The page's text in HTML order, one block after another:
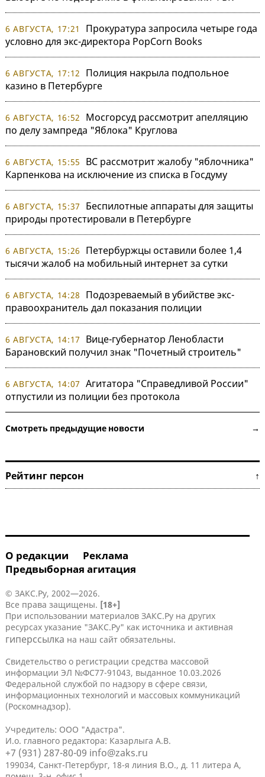
6 АВГУСТА, 17:21
Прокуратура запросила четыре года
условно для экс-директора PopCorn Books
6 АВГУСТА, 17:12
Полиция накрыла подпольное
казино в Петербурге
6 АВГУСТА, 16:52
Мосгорсуд рассмотрит апелляцию
по делу зампреда "Яблока" Круглова
6 АВГУСТА, 15:55
ВС рассмотрит жалобу "яблочника"
Карпенкова на исключение из списка в Госдуму
6 АВГУСТА, 15:37
Беспилотные аппараты для защиты
природы протестировали в Петербурге
6 АВГУСТА, 15:26
Петербуржцы оставили более 1,4
тысячи жалоб на мобильный интернет за сутки
6 АВГУСТА, 14:28
Подозреваемый в убийстве экс-
правоохранитель дал показания полиции
6 АВГУСТА, 14:17
Вице-губернатор Ленобласти
Барановский получил знак "Почетный строитель"
6 АВГУСТА, 14:07 Агитатора "Справедливой России"
отпустили из полиции без протокола
Смотреть предыдущие новости →
Рейтинг персон ↑
О редакции
Реклама
Предвыборная агитация
© ЗАКС.Ру, 2002—2026.
Все права защищены. [18+]
При использовании материалов ЗАКС.Ру на других
ресурсах указание "ЗАКС.Ру" как источника и активная
гиперссылка на наш сайт обязательны.
Свидетельство о регистрации средства массовой
информации ЭЛ №ФС77-91043, выданное 10.03.2026
Федеральной службой по надзору в сфере связи,
информационных технологий и массовых коммуникаций
(Роскомнадзор).
Учредитель: ООО "Адастра".
И.о. главного редактора: Казарлыга А.В.
+7 (931) 287-80-09 info@zaks.ru
199034, Санкт-Петербург, 18-я линия В.О., д. 11 литера А,